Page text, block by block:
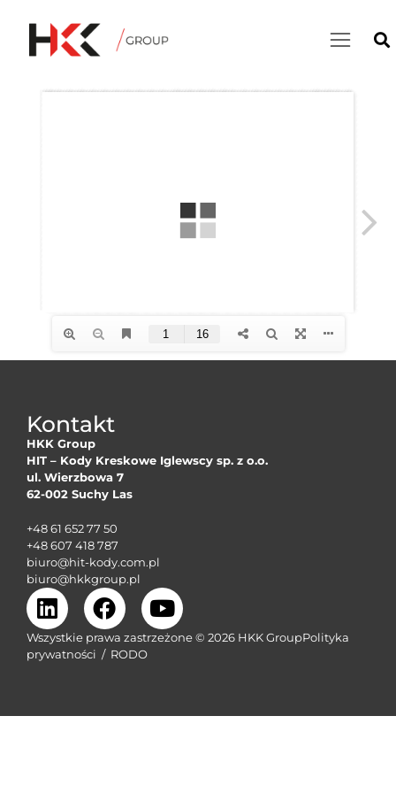
Kontakt
HKK Group
HIT – Kody Kreskowe Iglewscy sp. z o.o.
ul. Wierzbowa 7
62-002 Suchy Las
+48 61 652 77 50
+48 607 418 787
biuro@hit-kody.com.pl
biuro@hkkgroup.pl
Wszystkie prawa zastrzeżone © 2026 HKK GroupPolityka
prywatności / RODO